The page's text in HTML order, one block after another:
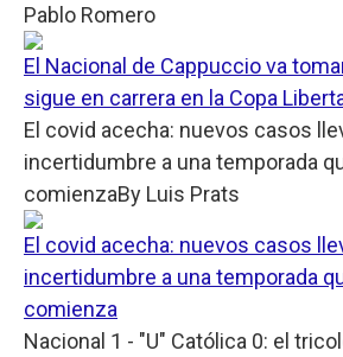
Pablo Romero
El Nacional de Cappuccio va
sigue en carrera en la Copa
El covid acecha: nuevos casos
incertidumbre a una temporada
comienzaBy Luis Prats
El covid acecha: nuevos casos
incertidumbre a una temporada
comienza
Nacional 1 - "U" Católica 0: el